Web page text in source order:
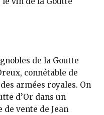
de la Goutte
connétable de
armées royales. On
d’Or dans un
de vente de Jean